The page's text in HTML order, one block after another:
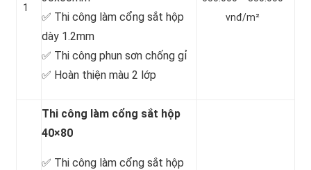
1
✅ Thi công làm cổng sắt hộp
dày 1.2mm
✅ Thi công phun sơn chống gỉ
✅ Hoàn thiện màu 2 lớp
vnđ/m²
Thi công làm cổng sắt hộp
40×80
✅ Thi công làm cổng sắt hộp